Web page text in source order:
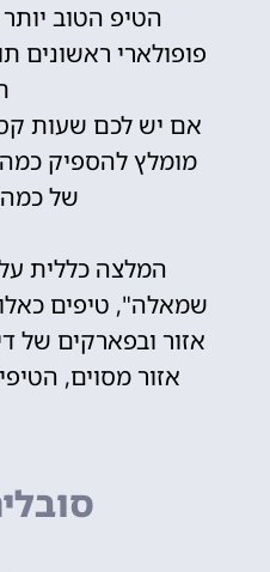
הטיפ הטוב
פופולארי ראשונים
אם יש לכם שעות
מומלץ להספיק
של
המלצה כללית
שמאלה", טיפים
אזור ובפארקים של
אזור מסוים,